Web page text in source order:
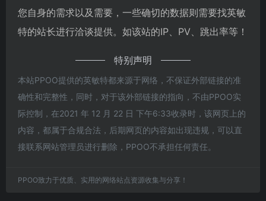
您自身的需求以及需要，一些确切的数据则需要找英敏
特的站长进行洽谈提供。如该站的IP、PV、跳出率等！
特别声明
本站PPOO提供的英敏特都来源于网络，不保证外部链接的准
确性和完整性，同时，对于该外部链接的指向，不由PPOO实
际控制，在2021 年 12 月 22 日 下午6:33收录时，该网页上的
内容，都属于合规合法，后期网页的内容如出现违规，可以直
接联系网站管理员进行删除，PPOO不承担任何责任。
PPOO致力于优质、实用的网络站点资源收集与分享！